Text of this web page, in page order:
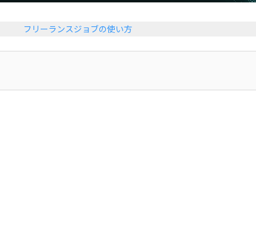
フリーランスジョブの使い方